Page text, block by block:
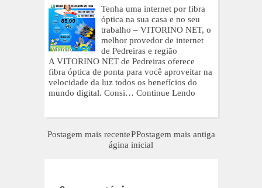
Tenha uma internet por fibra
óptica na sua casa e no seu
trabalho – VITORINO NET, o
melhor provedor de internet
de Pedreiras e região
A VITORINO NET de Pedreiras oferece
fibra óptica de ponta para você aproveitar na
velocidade da luz todos os benefícios do
mundo digital. Consi… Continue Lendo
Postagem mais recente Postagem mais antiga
P
ágina inicial